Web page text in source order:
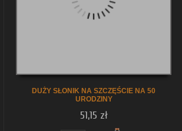
DUŻY SŁONIK NA SZCZĘŚCIE NA 50
URODZINY
51,15 zł
zobacz szczegóły